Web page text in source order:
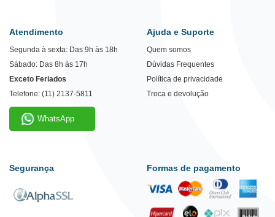
Atendimento
Segunda à sexta: Das 9h às 18h
Sábado: Das 8h às 17h
Exceto Feriados
Telefone: (11) 2137-5811
WhatsApp
Ajuda e Suporte
Quem somos
Dúvidas Frequentes
Política de privacidade
Troca e devolução
Segurança Formas de pagamento